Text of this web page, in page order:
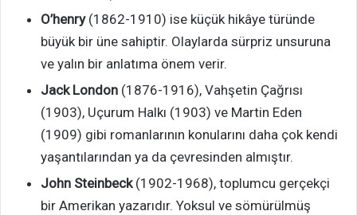
O’henry(1862-1910) ise küçük hikâye türünde
büyük bir üne sahiptir. Olaylarda sürpriz unsuruna
ve yalın bir anlatıma önem verir.
Jack London (1876-1916), Vahşetin Çağrısı
(1903), Uçurum Halkı (1903) ve Martin Eden
(1909) gibi romanlarının konularını daha çok kendi
yaşantılarından ya da çevresinden almıştır.
John Steinbeck(1902-1968), toplumcu gerçekçi
bir Amerikan yazarıdır. Yoksul ve sömürülmüş